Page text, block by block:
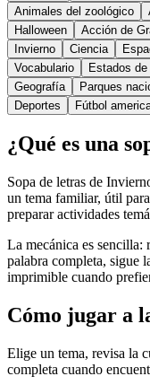
Animales del zoológico
Halloween
Acción de
Invierno
Ciencia
Vocabulario
Estados de
Geografía
Parques
Deportes
Fútbol
¿Qué es una
Sopa de letras de
un tema familiar, útil
preparar actividades
La mecánica es sencilla:
palabra completa, sigue
imprimible cuando
Cómo jugar a
Elige un tema, revisa la
completa cuando